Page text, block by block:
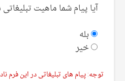
آیا پیام شما ماهیت تبلیغاتی
بله
خیر
توجه: پیام های تبلیغاتی در این فرم